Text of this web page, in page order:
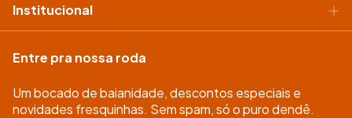
Institucional
Entre pra nossa roda
Um bocado de baianidade, descontos especiais e
novidades fresquinhas. Sem spam, só o puro dendê.